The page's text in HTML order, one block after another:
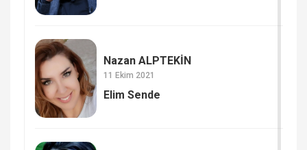
Nazan ALPTEKİN
11 Ekim 2021
Elim Sende